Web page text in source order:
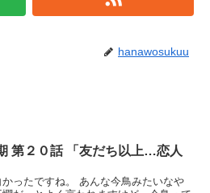
hanawosukuu
第２０話 「友だち以上…恋人
ったですね。 あんな今鳥みたいなや